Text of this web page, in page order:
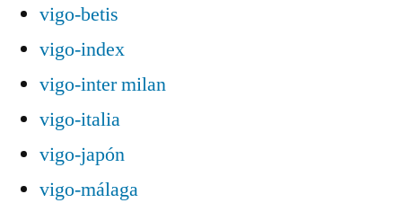
vigo-betis
vigo-index
vigo-inter milan
vigo-italia
vigo-japón
vigo-málaga